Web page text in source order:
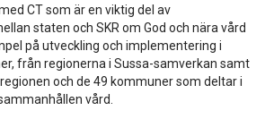
CT som är en viktig del av
staten och SKR om God och nära vård
på utveckling och implementering i
från regionerna i Sussa-samverkan samt
och de 49 kommuner som deltar i
vård.